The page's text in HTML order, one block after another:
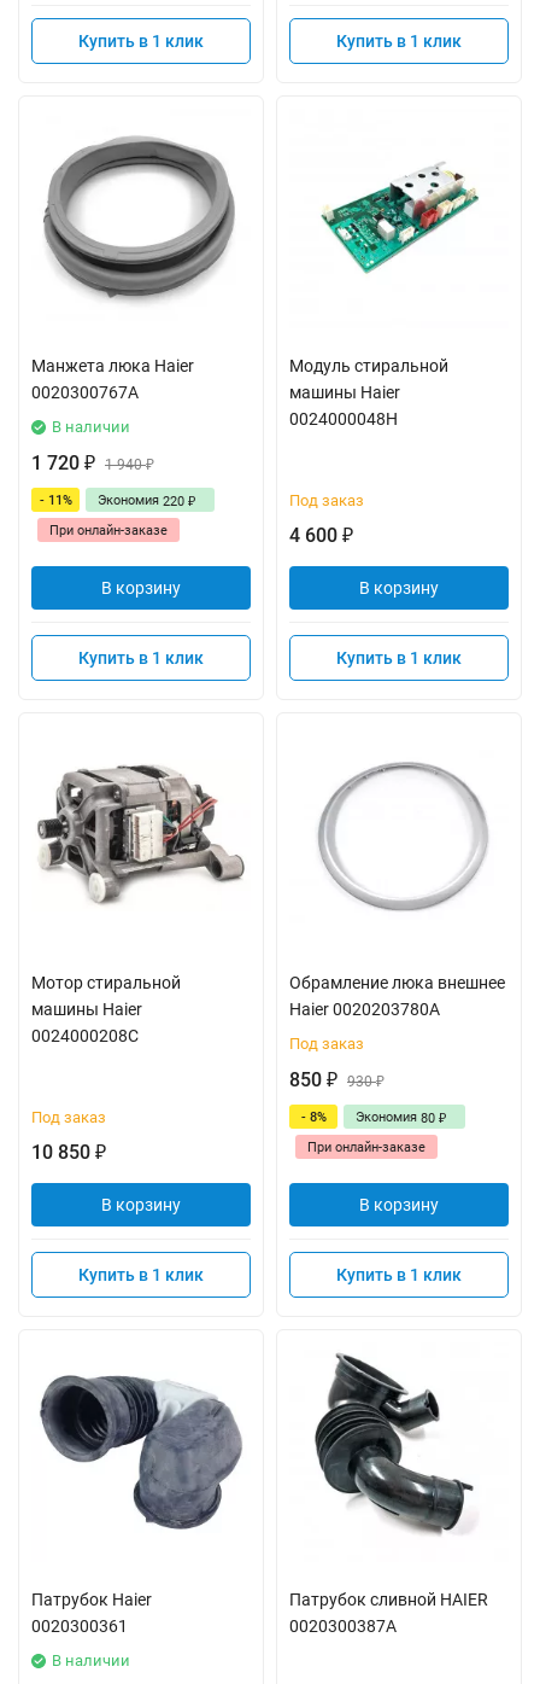
Купить в 1 клик Купить в 1 клик
Манжета люка Haier
0020300767A
В наличии
1 720 ₽ 1 940₽
- 11% Экономия 220 ₽
При онлайн-заказе
В корзину
Купить в 1 клик
Модуль стиральной
машины Haier
0024000048H
Под заказ
4 600 ₽
В корзину
Купить в 1 клик
Мотор стиральной
машины Haier
0024000208C
Под заказ
10 850 ₽
В корзину
Купить в 1 клик
Обрамление люка внешнее
Haier 0020203780A
Под заказ
850 ₽ 930₽
- 8% Экономия 80 ₽
При онлайн-заказе
В корзину
Купить в 1 клик
Патрубок Haier
0020300361
В наличии
Патрубок сливной HAIER
0020300387A